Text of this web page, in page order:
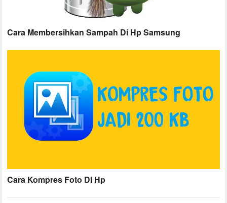
Cara Membersihkan Sampah Di Hp Samsung
Cara Kompres Foto Di Hp